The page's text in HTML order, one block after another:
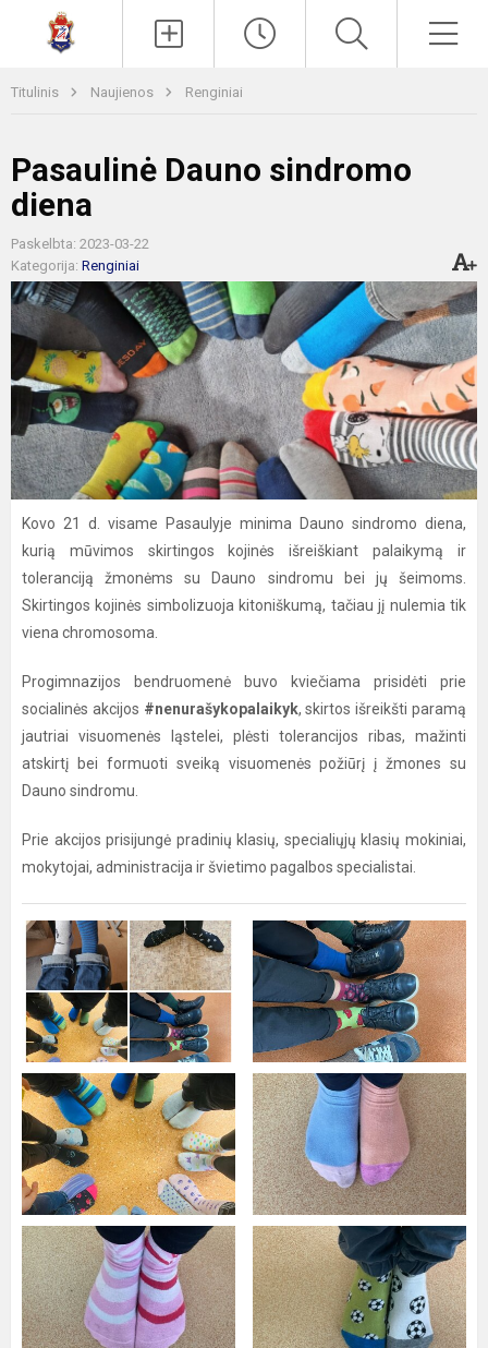
Titulinis Naujienos Renginiai
Pasaulinė Dauno sindromo
diena
Paskelbta: 2023-03-22
Kategorija: Renginiai
Kovo 21 d. visame Pasaulyje minima
Dauno sindromo diena,
kurią mūvimos skirtingos kojinės išreiškiant palaikymą ir
toleranciją žmonėms su Dauno sindromu bei jų šeimoms.
Skirtingos kojinės simbolizuoja kitoniškumą, tačiau jį nulemia tik
viena chromosoma.
Progimnazijos bendruomenė buvo kviečiama prisidėti prie
socialinės akcijos #nenurašykopalaikyk, skirtos išreikšti paramą
jautriai visuomenės ląstelei, plėsti tolerancijos ribas, mažinti
atskirtį bei formuoti sveiką visuomenės požiūrį į žmones su
Dauno sindromu.
Prie akcijos prisijungė pradinių klasių, specialiųjų klasių mokiniai,
mokytojai, administracija ir švietimo pagalbos specialistai.